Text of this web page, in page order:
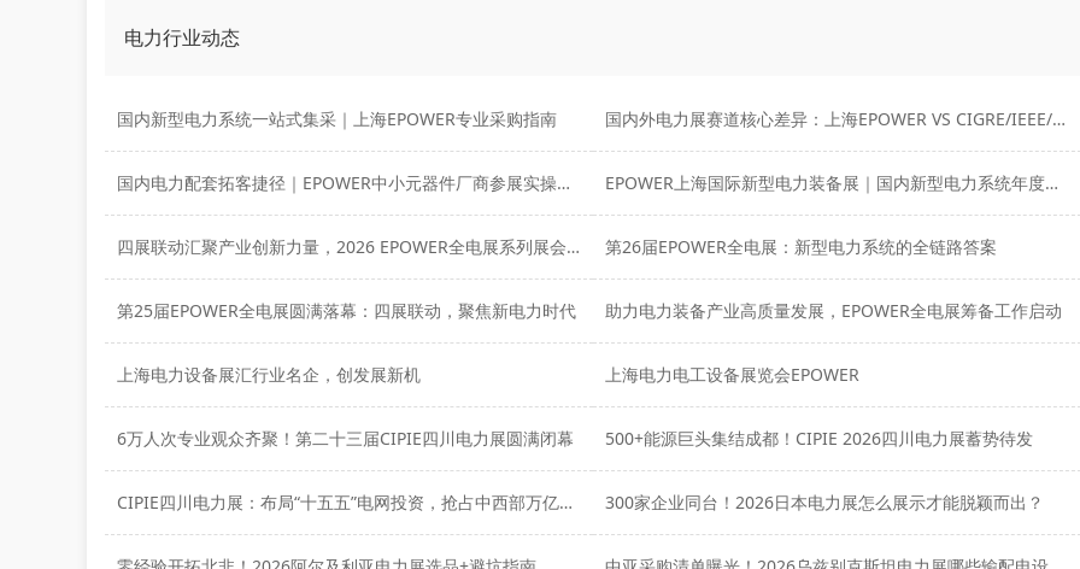
电力行业动态
国内新型电力系统一站式集采｜上海EPOWER专业采购指南 国内外电力展赛道核心差异：上海EPOWER VS CIGRE/IEEE/PowerGen/Power
国内电力配套拓客捷径｜EPOWER中小元器件厂商参展实操方案 EPOWER上海国际新型电力装备展｜国内新型电力系统年度采购峰会
四展联动汇聚产业创新力量，2026 EPOWER全电展系列展会精彩呈现 第26届EPOWER全电展：新型电力系统的全链路答案
第25届EPOWER全电展圆满落幕：四展联动，聚焦新电力时代 助力电力装备产业高质量发展，EPOWER全电展筹备工作启动
上海电力设备展汇行业名企，创发展新机 上海电力电工设备展览会EPOWER
6万人次专业观众齐聚！第二十三届CIPIE四川电力展圆满闭幕 500+能源巨头集结成都！CIPIE 2026四川电力展蓄势待发
CIPIE四川电力展：布局“十五五”电网投资，抢占中西部万亿市场 300家企业同台！2026日本电力展怎么展示才能脱颖而出？